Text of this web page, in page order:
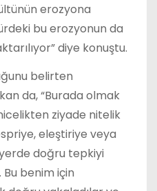
erozyona
bu erozyonun da
diye konuştu.
belirten
da, “Burada olmak
ziyade nitelik
eleştiriye veya
doğru tepkiyi
benim için